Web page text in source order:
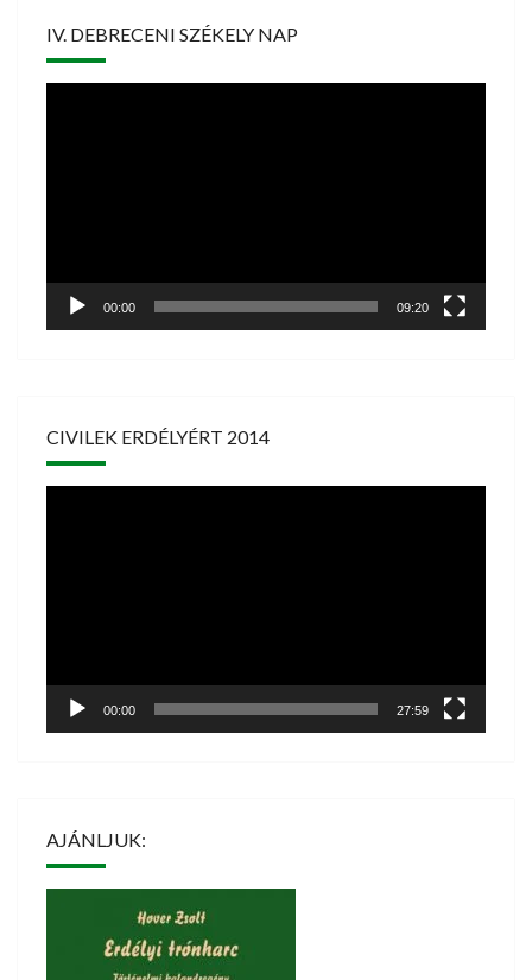
IV. DEBRECENI SZÉKELY NAP
00:00 09:20
CIVILEK ERDÉLYÉRT 2014
00:00 27:59
AJÁNLJUK: